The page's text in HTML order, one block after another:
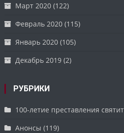
Март 2020 (122)
Февраль 2020 (115)
Январь 2020 (105)
Декабрь 2019 (2)
РУБРИКИ
100-летие преставления
Анонсы (119)